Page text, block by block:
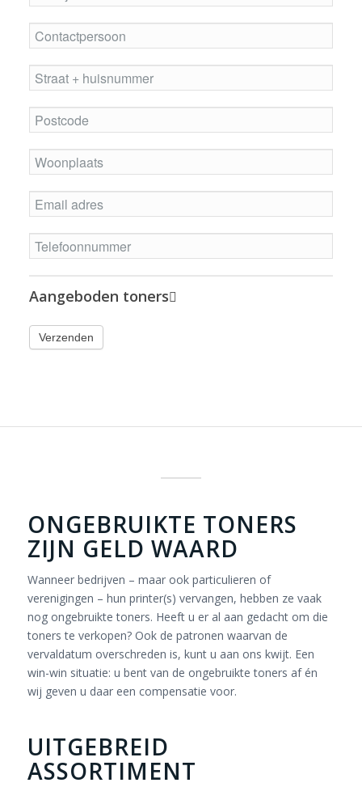
Aangeboden toners
ONGEBRUIKTE TONERS
ZIJN GELD WAARD
Wanneer bedrijven – maar ook particulieren of
verenigingen – hun printer(s) vervangen, hebben ze vaak
nog ongebruikte toners. Heeft u er al aan gedacht om die
toners te verkopen? Ook de patronen waarvan de
vervaldatum overschreden is, kunt u aan ons kwijt. Een
win-win situatie: u bent van de ongebruikte toners af én
wij geven u daar een compensatie voor.
UITGEBREID
ASSORTIMENT